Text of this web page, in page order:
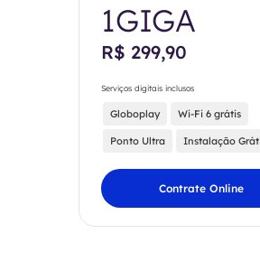
1GIGA
R$ 299,90
Serviços digitais inclusos
Globoplay Wi-Fi 6 grátis
Ponto Ultra Instalação
Contrate Online